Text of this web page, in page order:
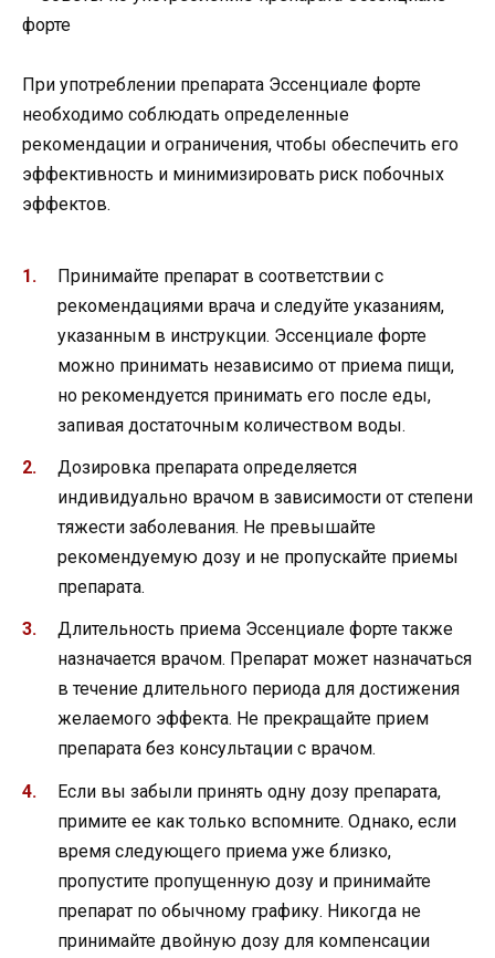
При употреблении препарата Эссенциале форте
необходимо соблюдать определенные
рекомендации и ограничения, чтобы обеспечить его
эффективность и минимизировать риск побочных
эффектов.
Принимайте препарат в соответствии с
рекомендациями врача и следуйте указаниям,
указанным в инструкции. Эссенциале форте
можно принимать независимо от приема пищи,
но рекомендуется принимать его после еды,
запивая достаточным количеством воды.
Дозировка препарата определяется
индивидуально врачом в зависимости от степени
тяжести заболевания. Не превышайте
рекомендуемую дозу и не пропускайте приемы
препарата.
Длительность приема Эссенциале форте также
назначается врачом. Препарат может назначаться
в течение длительного периода для достижения
желаемого эффекта. Не прекращайте прием
препарата без консультации с врачом.
Если вы забыли принять одну дозу препарата,
примите ее как только вспомните. Однако, если
время следующего приема уже близко,
пропустите пропущенную дозу и принимайте
препарат по обычному графику. Никогда не
принимайте двойную дозу для компенсации